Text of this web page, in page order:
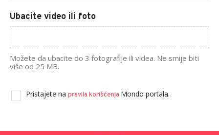
Ubacite video ili foto
Možete da ubacite do 3 fotografije ili videa. Ne smije biti
više od 25 MB.
Pristajete na pravila korišćenja Mondo portala.